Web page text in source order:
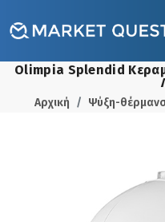
Olimpia Splendid
Αρχική Ψύξη-